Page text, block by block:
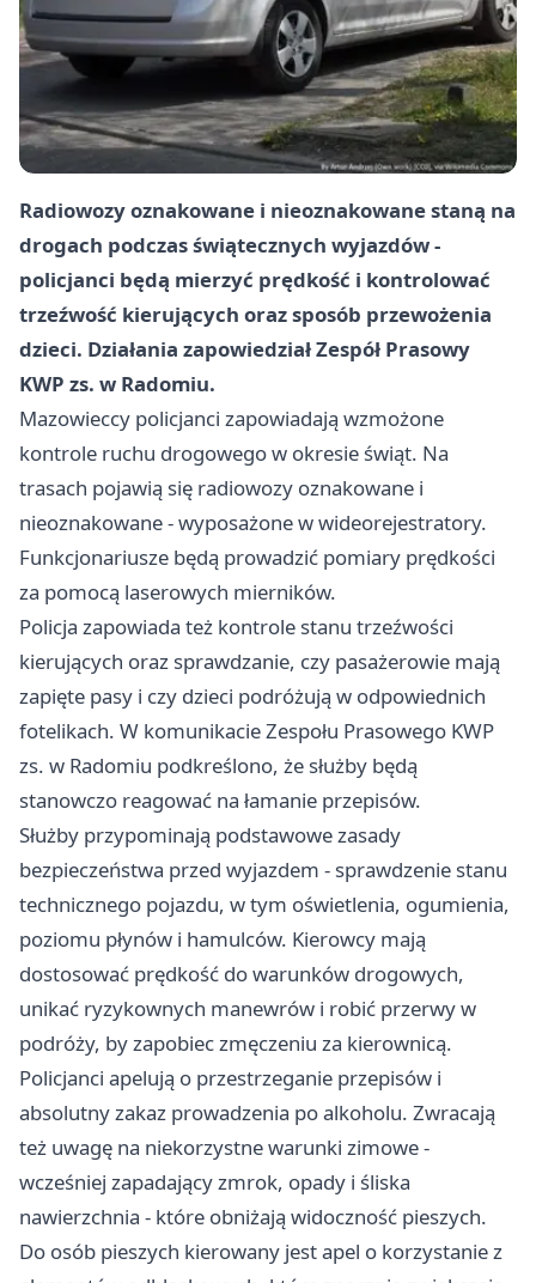
Radiowozy oznakowane i nieoznakowane staną na
drogach podczas świątecznych wyjazdów -
policjanci będą mierzyć prędkość i kontrolować
trzeźwość kierujących oraz sposób przewożenia
dzieci. Działania zapowiedział Zespół Prasowy
KWP zs. w Radomiu.
Mazowieccy policjanci zapowiadają wzmożone
kontrole ruchu drogowego w okresie świąt. Na
trasach pojawią się radiowozy oznakowane i
nieoznakowane - wyposażone w wideorejestratory.
Funkcjonariusze będą prowadzić pomiary prędkości
za pomocą laserowych mierników.
Policja zapowiada też kontrole stanu trzeźwości
kierujących oraz sprawdzanie, czy pasażerowie mają
zapięte pasy i czy dzieci podróżują w odpowiednich
fotelikach. W komunikacie Zespołu Prasowego KWP
zs. w Radomiu podkreślono, że służby będą
stanowczo reagować na łamanie przepisów.
Służby przypominają podstawowe zasady
bezpieczeństwa przed wyjazdem - sprawdzenie stanu
technicznego pojazdu, w tym oświetlenia, ogumienia,
poziomu płynów i hamulców. Kierowcy mają
dostosować prędkość do warunków drogowych,
unikać ryzykownych manewrów i robić przerwy w
podróży, by zapobiec zmęczeniu za kierownicą.
Policjanci apelują o przestrzeganie przepisów i
absolutny zakaz prowadzenia po alkoholu. Zwracają
też uwagę na niekorzystne warunki zimowe -
wcześniej zapadający zmrok, opady i śliska
nawierzchnia - które obniżają widoczność pieszych.
Do osób pieszych kierowany jest apel o korzystanie z